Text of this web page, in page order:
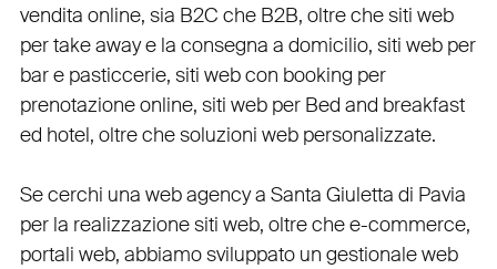
vendita online, sia B2C che B2B, oltre chesiti web
per take awaye la consegna a domicilio, siti web per
bare pasticcerie, siti web con booking per
prenotazione online, siti web per Bed and breakfast
ed hotel, oltre chesoluzioni web personalizzate.
Se cerchi una web agency a Santa Giuletta di Pavia
per la realizzazione siti web, oltre chee-commerce,
portali web, abbiamo sviluppato un gestionale web